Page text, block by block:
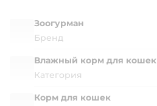
Зоогурман
Бренд
Влажный корм для кошек
Категория
Корм для кошек